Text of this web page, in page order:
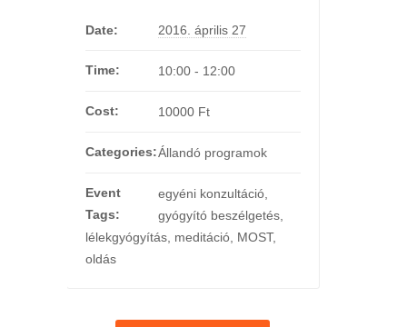
Date: 2016. április 27
Time: 10:00 - 12:00
Cost: 10000 Ft
Categories:Állandó programok
Event
Tags:
egyéni konzultáció,
gyógyító beszélgetés,
lélekgyógyítás, meditáció, MOST,
oldás